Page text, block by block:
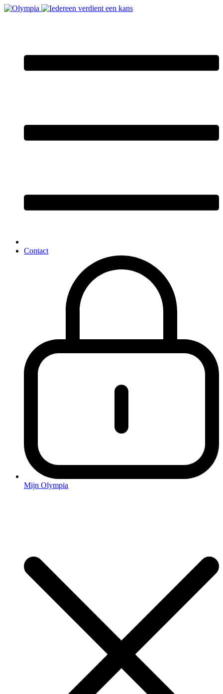
Contact
Mijn Olympia